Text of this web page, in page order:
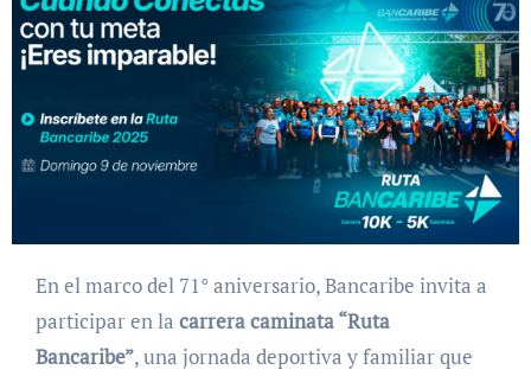
En el marco del 71° aniversario, Bancaribe invita a
participar en la carrera caminata “Ruta
Bancaribe”, una jornada deportiva y familiar que